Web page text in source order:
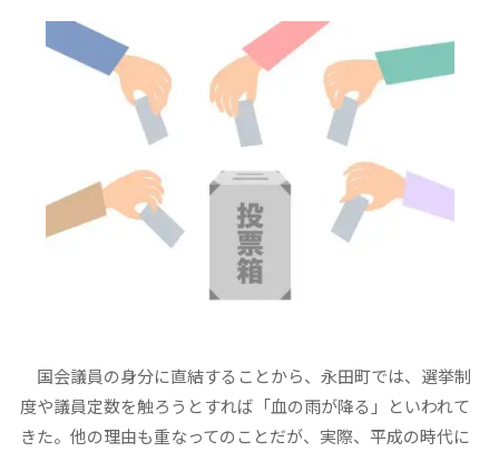
国会議員の身分に直結することから、永田町では、選挙制
度や議員定数を触ろうとすれば「血の雨が降る」といわれて
きた。他の理由も重なってのことだが、実際、平成の時代に